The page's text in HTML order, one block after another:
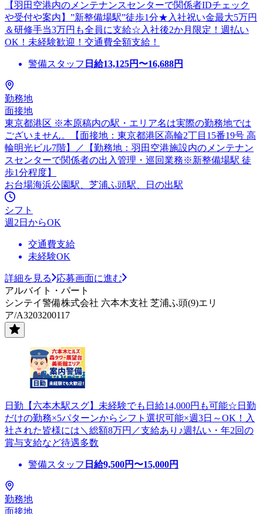
【羽田空港内のメンテナンスセンターで関係者IDチェック
や受付や案内】”新整備場駅”徒歩1分★入社祝い金最大5万円
＆研修手当3万円も全員に支給☆入社後2か月限定！週払い
OK！未経験歓迎！交通費全額支給！
警備スタッフ 日給13,125円〜16,688円
勤務地
面接地
東京都港区 ※本原稿内の駅・エリア名は実際の勤務地では
ございません。【面接地：東京都港区高輪2丁目15番19号 高
輪明光ビル7階】／【勤務地：羽田空港施設内のメンテナン
スセンターで関係者の出入管理・巡回業務※新整備場駅 徒
歩1分程度】
お台場海浜公園駅、芝浦ふ頭駅、日の出駅
シフト
週2日からOK
交通費支給
未経験OK
詳細を見る
応募画面に進む
アルバイト・パート
シンテイ警備株式会社 六本木支社 芝浦ふ頭(9)エリ
ア/A3203200117
日勤【六本木駅スグ】未経験でも日給14,000円も可能☆日勤
だけの勤務×5パターンからシフト選択可能×週3日～OK！入
社された皆様には＼総額8万円／支給あり♪週払い・年2回の
賞与支給など待遇多数
警備スタッフ 日給9,500円〜15,000円
勤務地
面接地